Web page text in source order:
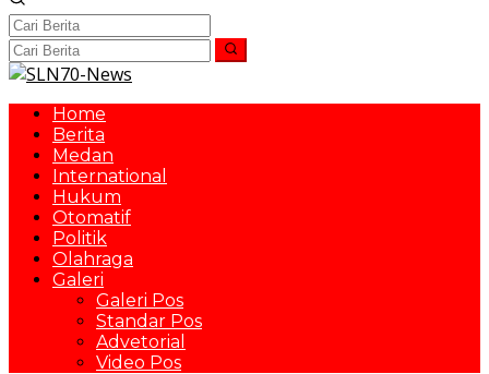
Home
Berita
Medan
International
Hukum
Otomatif
Politik
Olahraga
Galeri
Galeri Pos
Standar Pos
Advetorial
Video Pos